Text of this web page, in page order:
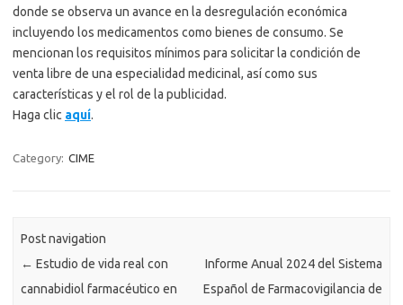
donde se observa un avance en la desregulación económica
incluyendo los medicamentos como bienes de consumo. Se
mencionan los requisitos mínimos para solicitar la condición de
venta libre de una especialidad medicinal, así como sus
características y el rol de la publicidad.
Haga clic aquí.
Category: CIME
Post navigation
← Estudio de vida real con
cannabidiol farmacéutico en
Informe Anual 2024 del Sistema
Español de Farmacovigilancia de